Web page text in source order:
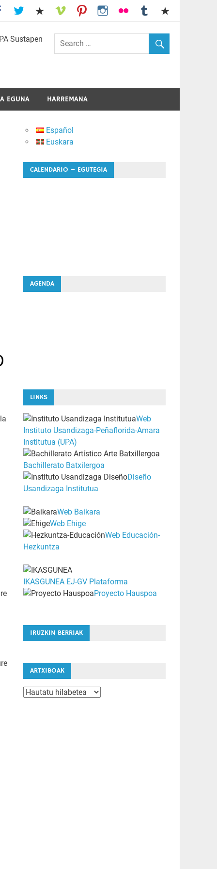
EGUNA HARREMANA
Español
Euskara
CALENDARIO – EGUTEGIA
AGENDA
LINKS
Web
Instituto Usandizaga-Peñaflorida-Amara
Institutua (UPA)
Bachillerato Batxilergoa
Diseño
Usandizaga Institutua
Web Baikara
Web Ehige
Web Educación-
Hezkuntza
IKASGUNEA EJ-GV Plataforma
Proyecto Hauspoa
IRUZKIN BERRIAK
ARTXIBOAK
Artxiboak